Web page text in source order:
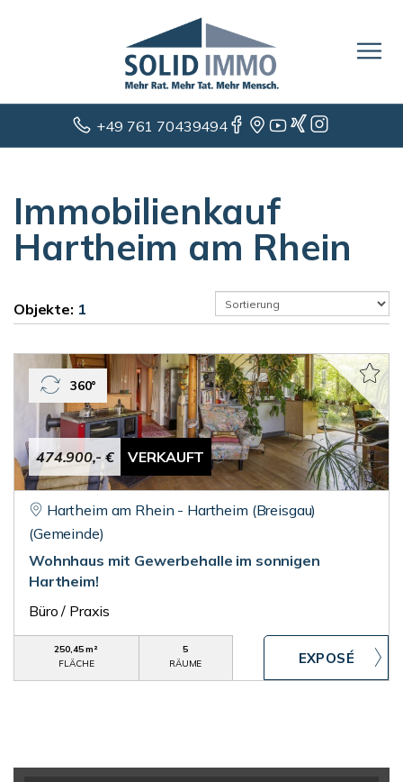
+49 761 70439494
Immobilienkauf
Hartheim am Rhein
Objekte: 1
474.900,- € VERKAUFT
360°
Hartheim am Rhein - Hartheim (Breisgau)
(Gemeinde)
Wohnhaus mit Gewerbehalle im sonnigen
Hartheim!
Büro / Praxis
250,45 m²
FLÄCHE
5
RÄUME